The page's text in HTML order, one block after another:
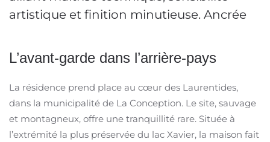
artistique et finition minutieuse. Ancrée
L’avant-garde dans l’arrière-pays
La résidence prend place au cœur des Laurentides,
dans la municipalité de La Conception. Le site, sauvage
et montagneux, offre une tranquillité rare. Située à
l’extrémité la plus préservée du lac Xavier, la maison fait